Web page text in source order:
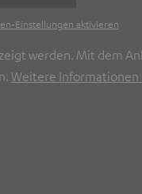
aktivieren
werden. Mit dem
Weitere Informationen